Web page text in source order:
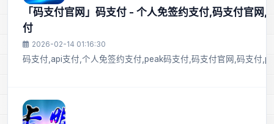
「码支付官网」码支付 - 个人免签约支付,码支付官网,
付
2026-02-14 01:16:30
码支付,api支付,个人免签约支付,peak码支付,码支付官网,码支付